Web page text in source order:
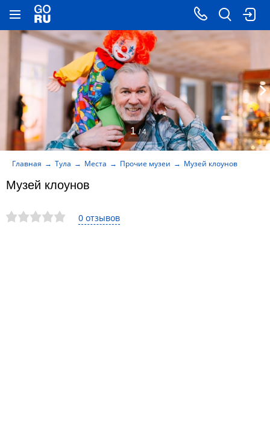
0 отзывов
Музей клоунов
Главная Тула Места Прочие музеи Музей клоунов
1 / 4